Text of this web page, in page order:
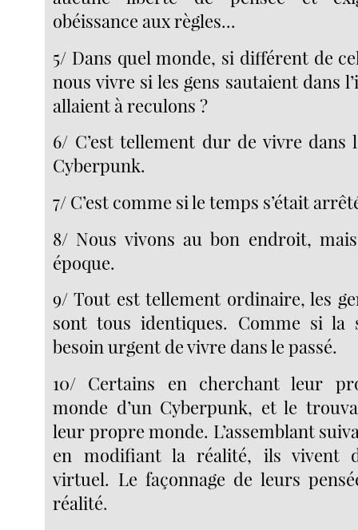
obéissance aux règles...
5/ Dans quel monde, si différent de
nous vivre si les gens sautaient dans
allaient à reculons ?
6/ C’est tellement dur de vivre dans
Cyberpunk.
7/ C’est comme si le temps s’était
8/ Nous vivons au bon endroit,
époque.
9/ Tout est tellement ordinaire, les
sont tous identiques. Comme si la
besoin urgent de vivre dans le passé.
10/ Certains en cherchant leur
monde d’un Cyberpunk, et le
leur propre monde. L’assemblant
en modifiant la réalité, ils vivent
virtuel. Le façonnage de leurs
réalité.